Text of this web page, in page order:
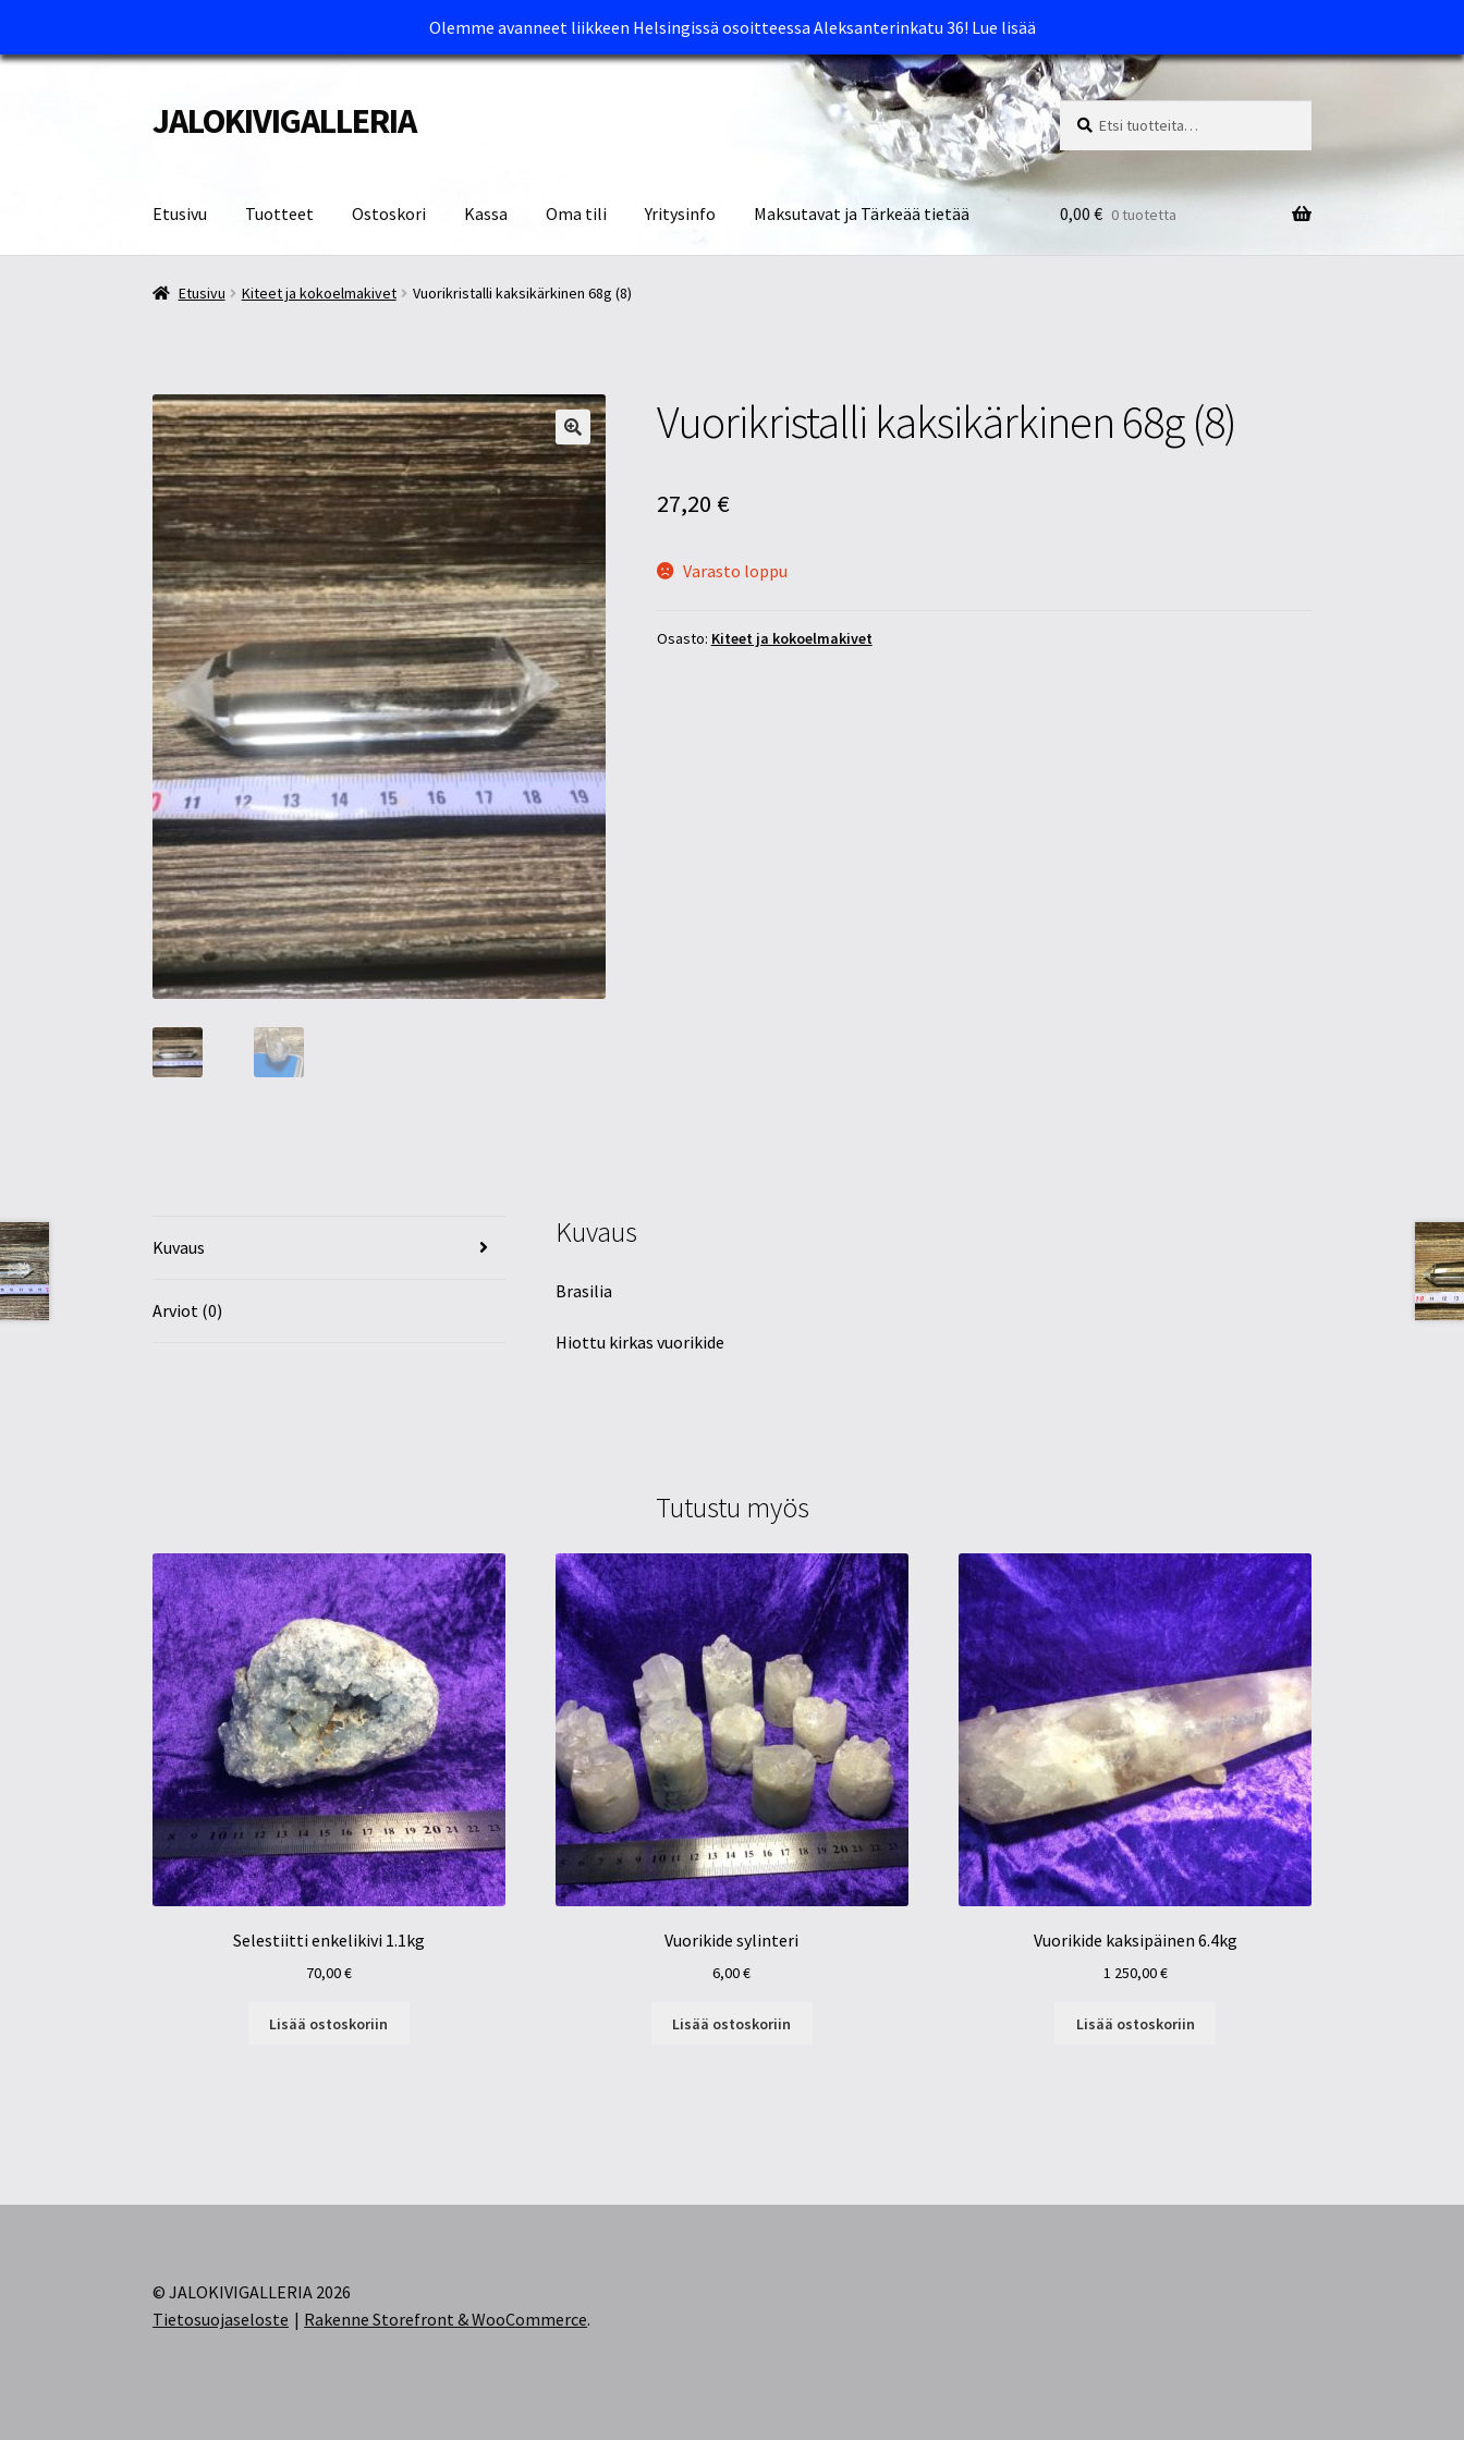
Olemme avanneet liikkeen Helsingissä osoitteessa Aleksanterinkatu 36! Lue lisää
Siirry
navigointiin
Siirry
sisältöön
JALOKIVIGALLERIA Etsi:
Haku
Etusivu Tuotteet Ostoskori Kassa Oma tili Yritysinfo Maksutavat ja Tärkeää tietää
Etusivu Kassa Maksutavat ja Tärkeää tietää Myymälät Oma tili Ostoskori
0,00 € 0 tuotetta
Etusivu Kiteet ja kokoelmakivet Vuorikristalli kaksikärkinen 68g (8)
Vuorikristalli kaksikärkinen 68g (8)
27,20 €
Varasto loppu
Osasto: Kiteet ja kokoelmakivet
Kuvaus
Arviot (0)
Kuvaus
Brasilia
Hiottu kirkas vuorikide
Tutustu myös
Selestiitti enkelikivi 1.1kg
70,00€
Lisää ostoskoriin
Vuorikide sylinteri
6,00€
Lisää ostoskoriin
Vuorikide kaksipäinen 6.4kg
1 250,00€
Lisää ostoskoriin
© JALOKIVIGALLERIA 2026
Tietosuojaseloste
Rakenne Storefront & WooCommerce.